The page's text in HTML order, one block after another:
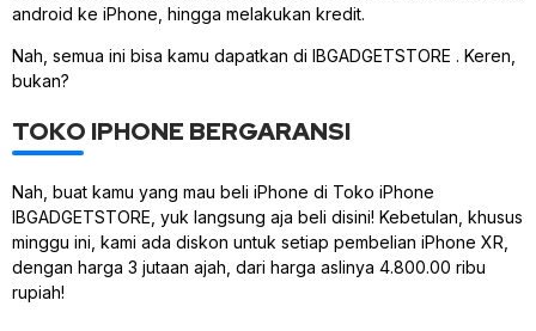
android ke iPhone, hingga melakukan kredit.
Nah, semua ini bisa kamu dapatkan di IBGADGETSTORE . Keren,
bukan?
TOKO IPHONE BERGARANSI
Nah, buat kamu yang mau beli iPhone di Toko iPhone
IBGADGETSTORE, yuk langsung aja beli disini! Kebetulan, khusus
minggu ini, kami ada diskon untuk setiap pembelian iPhone XR,
dengan harga 3 jutaan ajah, dari harga aslinya 4.800.00 ribu
rupiah!